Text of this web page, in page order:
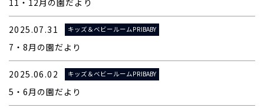
2025.07.31 キッズ＆ベビールームPRIBABY
7・8月の園だより
2025.06.02 キッズ＆ベビールームPRIBABY
5・6月の園だより